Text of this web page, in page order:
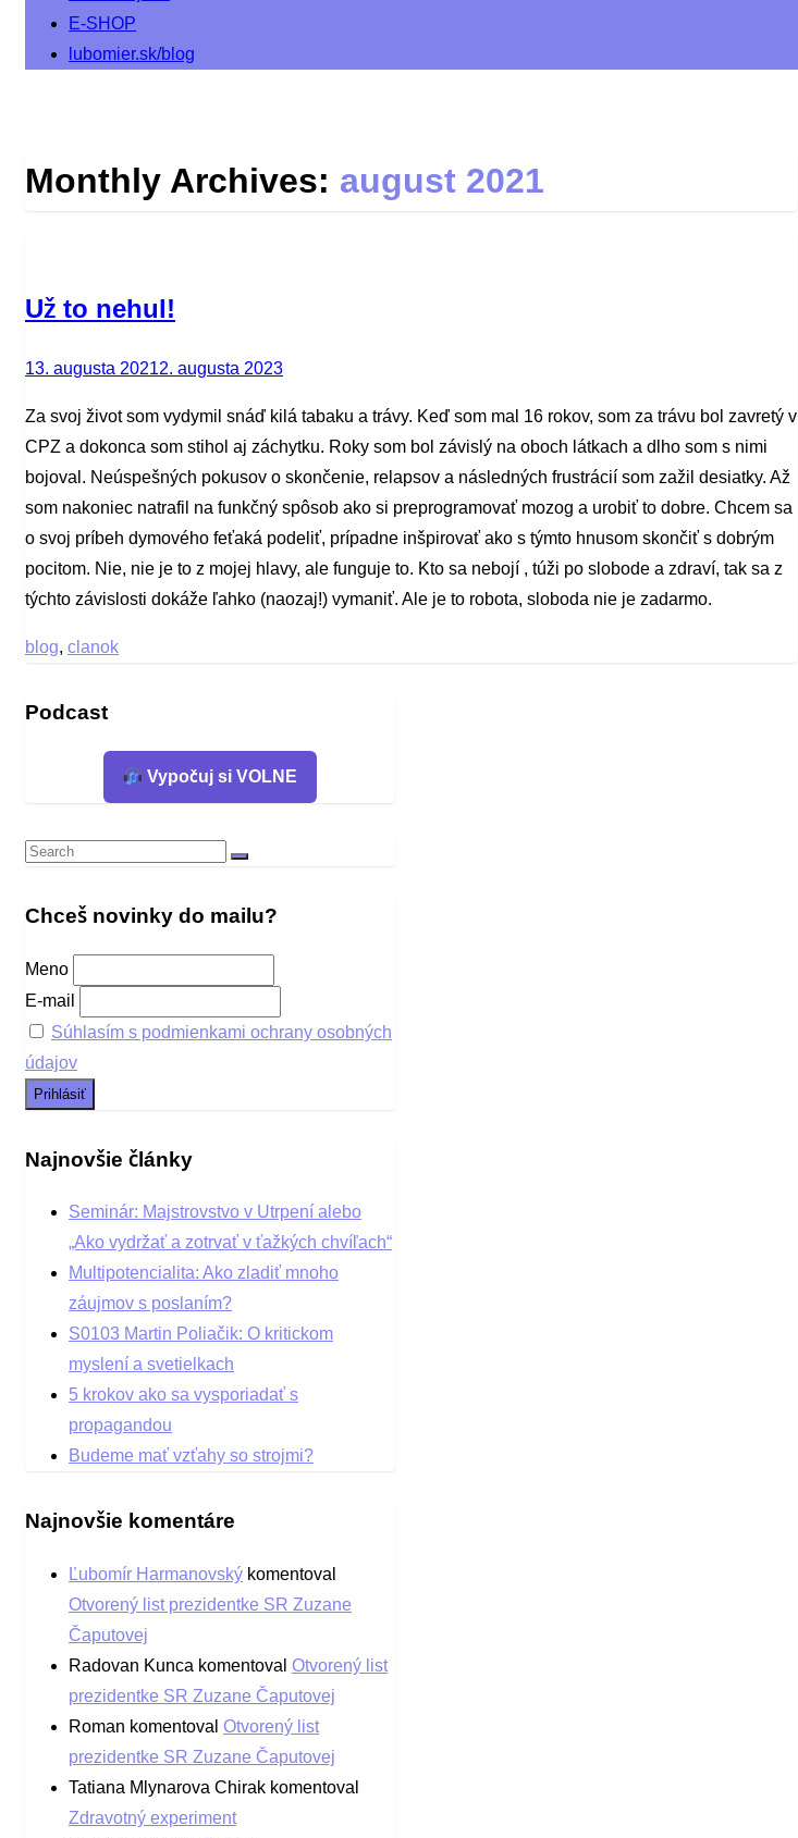
E-SHOP
lubomier.sk/blog
Monthly Archives: august 2021
Už to nehul!
Posted
13. augusta 20212. augusta 2023
Za svoj život som vydymil snáď kilá tabaku a trávy. Keď som mal 16 rokov, som za trávu bol zavretý v
CPZ a dokonca som stihol aj záchytku. Roky som bol závislý na oboch látkach a dlho som s nimi
bojoval. Neúspešných pokusov o skončenie, relapsov a následných frustrácií som zažil desiatky. Až
som nakoniec natrafil na funkčný spôsob ako si preprogramovať mozog a urobiť to dobre. Chcem sa
o svoj príbeh dymového feťaká podeliť, prípadne inšpirovať ako s týmto hnusom skončiť s dobrým
pocitom. Nie, nie je to z mojej hlavy, ale funguje to. Kto sa nebojí , túži po slobode a zdraví, tak sa z
týchto závislosti dokáže ľahko (naozaj!) vymaniť. Ale je to robota, sloboda nie je zadarmo.
blog, clanok
Podcast
Vypočuj si VOLNE
Search
Chceš novinky do mailu?
Meno
E-mail
Súhlasím s podmienkami ochrany osobných
údajov
Najnovšie články
Seminár: Majstrovstvo v Utrpení alebo
„Ako vydržať a zotrvať v ťažkých chvíľach“
Multipotencialita: Ako zladiť mnoho
záujmov s poslaním?
S0103 Martin Poliačik: O kritickom
myslení a svetielkach
5 krokov ako sa vysporiadať s
propagandou
Budeme mať vzťahy so strojmi?
Najnovšie komentáre
Ľubomír Harmanovský komentoval
Otvorený list prezidentke SR Zuzane
Čaputovej
Radovan Kunca komentoval Otvorený list
prezidentke SR Zuzane Čaputovej
Roman komentoval Otvorený list
prezidentke SR Zuzane Čaputovej
Tatiana Mlynarova Chirak komentoval
Zdravotný experiment